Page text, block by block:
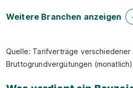
Weitere Branchen anzeigen
Quelle: Tarifverträge verschiedener
Bruttogrundvergütungen